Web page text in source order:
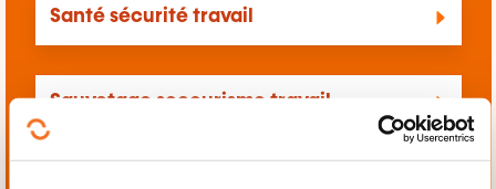
Santé sécurité travail
Sauvetage secourisme travail